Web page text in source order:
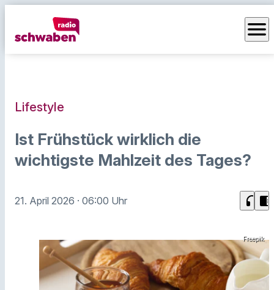
menu
Lifestyle
Ist Frühstück wirklich die
wichtigste Mahlzeit des Tages?
21. April 2026 · 06:00 Uhr headphones chrome_reader_mode
Freepik